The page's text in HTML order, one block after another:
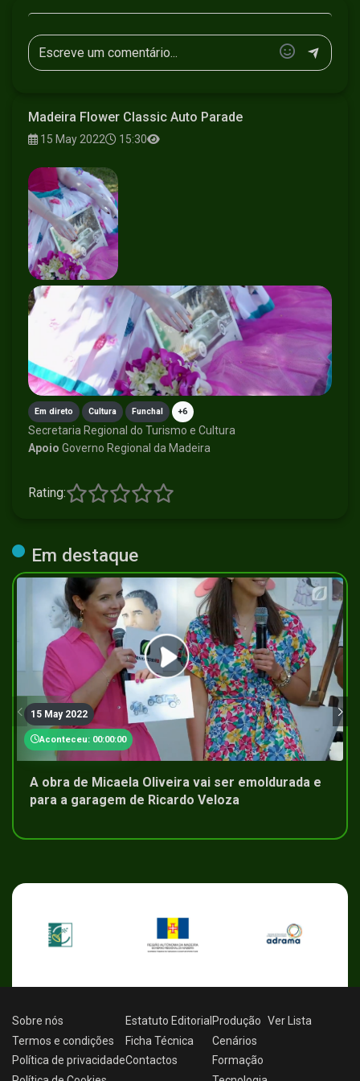
Madeira Flower Classic Auto Parade
15 May 2022 15:30
Em direto Cultura Funchal +6
Secretaria Regional do Turismo e Cultura
Apoio Governo Regional da Madeira
Rating:
Em destaque
15 May 2022
Aconteceu: 00:00:00
A obra de Micaela Oliveira vai ser emoldurada e
para a garagem de Ricardo Veloza
Sobre nós
Termos e condições
Política de privacidade
Estatuto Editorial
Ficha Técnica
Contactos
Produção
Cenários
Formação
Ver Lista